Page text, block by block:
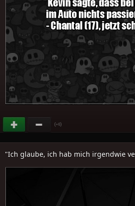
(+6)
"Ich glaube, ich hab mich irgendwie